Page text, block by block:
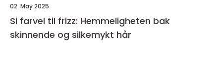
02. May 2025
Si farvel til frizz: Hemmeligheten bak
skinnende og silkemykt hår